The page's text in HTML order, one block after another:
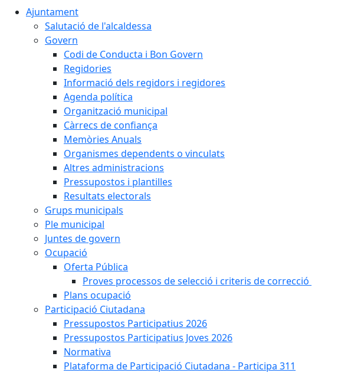
Ajuntament
Salutació de l'alcaldessa
Govern
Codi de Conducta i Bon Govern
Regidories
Informació dels regidors i regidores
Agenda política
Organització municipal
Càrrecs de confiança
Memòries Anuals
Organismes dependents o vinculats
Altres administracions
Pressupostos i plantilles
Resultats electorals
Grups municipals
Ple municipal
Juntes de govern
Ocupació
Oferta Pública
Proves processos de selecció i criteris de correcció
Plans ocupació
Participació Ciutadana
Pressupostos Participatius 2026
Pressupostos Participatius Joves 2026
Normativa
Plataforma de Participació Ciutadana - Participa 311